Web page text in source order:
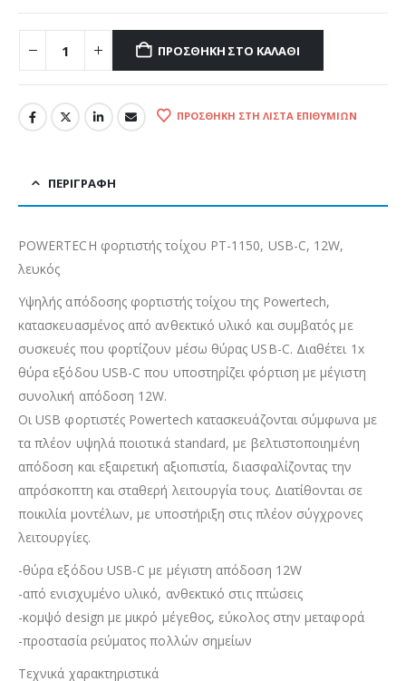
ΠΡΟΣΘΉΚΗ ΣΤΟ ΚΑΛΆΘΙ
ΠΡΟΣΘΉΚΗ ΣΤΗ ΛΊΣΤΑ ΕΠΙΘΥΜΙΏΝ
ΠΕΡΙΓΡΑΦΉ
POWERTECH φορτιστής τοίχου PT-1150, USB-C, 12W,
λευκός
Υψηλής απόδοσης φορτιστής τοίχου της Powertech,
κατασκευασμένος από ανθεκτικό υλικό και συμβατός με
συσκευές που φορτίζουν μέσω θύρας USB-C. Διαθέτει 1x
θύρα εξόδου USB-C που υποστηρίζει φόρτιση με μέγιστη
συνολική απόδοση 12W.
Οι USB φορτιστές Powertech κατασκευάζονται σύμφωνα με
τα πλέον υψηλά ποιοτικά standard, με βελτιστοποιημένη
απόδοση και εξαιρετική αξιοπιστία, διασφαλίζοντας την
απρόσκοπτη και σταθερή λειτουργία τους. Διατίθονται σε
ποικιλία μοντέλων, με υποστήριξη στις πλέον σύγχρονες
λειτουργίες.
-θύρα εξόδου USB-C με μέγιστη απόδοση 12W
-από ενισχυμένο υλικό, ανθεκτικό στις πτώσεις
-κομψό design με μικρό μέγεθος, εύκολος στην μεταφορά
-προστασία ρεύματος πολλών σημείων
Τεχνικά χαρακτηριστικά